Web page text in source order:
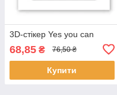
3D-стікер Yes you can
68,85 ₴ 76,50 ₴
Купити